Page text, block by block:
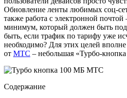
Обновление ленты любимых соц-
также работа с электронной
минимум, который должен быть
быть, если трафик по тарифу уже
необходимо? Для этих целей
от МТС – небольшая «Турбо-
Содержание